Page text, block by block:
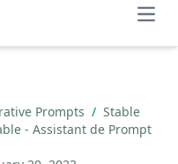
Prompts / Stable
- Assistant de Prompt